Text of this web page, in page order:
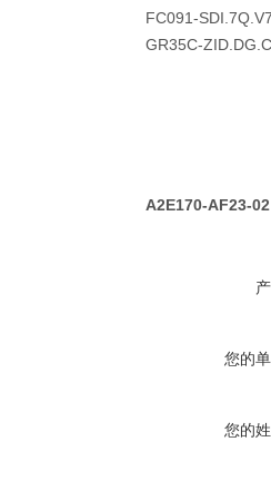
FC091-
GR35C-
A2E170-AF23-
您的
您的